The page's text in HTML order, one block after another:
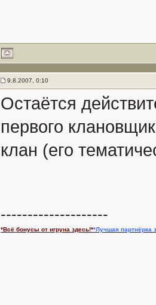
9.8.2007, 0:10
Остаётся
первого
клан (его
--------------------
*Всё бонусы от игруна здесь!**Лучшая партнёрка